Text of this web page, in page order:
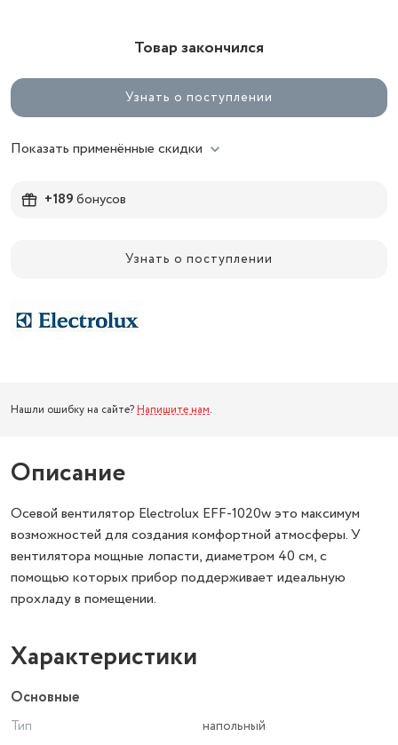
Товар закончился
Узнать о поступлении
Показать применённые скидки
+189бонусов
Узнать о поступлении
Нашли ошибку на сайте? Напишите нам.
Описание
Осевой вентилятор Electrolux EFF-1020w это максимум
возможностей для создания комфортной атмосферы. У
вентилятора мощные лопасти, диаметром 40 см, с
помощью которых прибор поддерживает идеальную
прохладу в помещении.
Характеристики
Основные
Тип
напольный